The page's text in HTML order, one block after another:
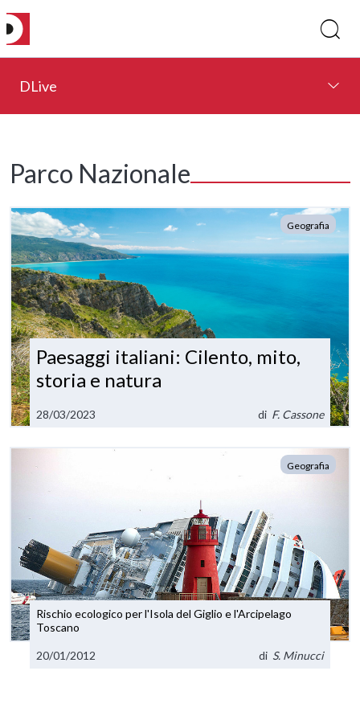
DLive
Parco Nazionale
Geografia
Paesaggi italiani: Cilento, mito,
storia e natura
28/03/2023 di F. Cassone
Geografia
Rischio ecologico per l'Isola del Giglio e l'Arcipelago
Toscano
20/01/2012 di S. Minucci